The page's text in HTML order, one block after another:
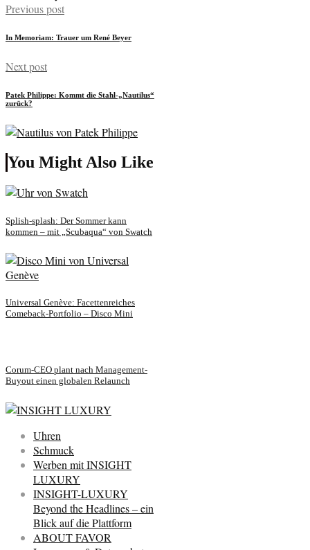
Previous post
In Memoriam: Trauer um René Beyer
Next post
Patek Philippe: Kommt die Stahl-„Nautilus“
zurück?
You Might Also Like
Splish-splash: Der Sommer kann
kommen – mit „Scubaqua“ von Swatch
Universal Genève: Facettenreiches
Comeback-Portfolio – Disco Mini
Corum-CEO plant nach Management-
Buyout einen globalen Relaunch
Uhren
Schmuck
Werben mit INSIGHT
LUXURY
INSIGHT-LUXURY
Beyond the Headlines – ein
Blick auf die Plattform
ABOUT FAVOR